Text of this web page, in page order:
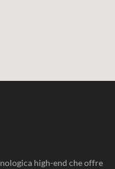
high-end che offre